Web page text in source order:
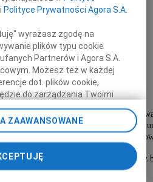
składając
szczere wyrazy współczucia.
osobom rannym w tej katastrofie,
którzy ocaleli z niej bez fizycznego
i umysłach noszą wielki psychiczny
najszybszego powrotu do pełni sił i
modlitwa i ludzka solidarność ukoją Wasz
i Polityce Prywatności Agora S.A.
wyrażasz zgodę na
plików typu cookie
Partnerów i Agora S.A.
Możesz też w każdej
dot. plików cookie,
do zarządzania Twoimi
danych poprzez
w stopce serwisu i
zaawansowane”.
możliwa jest także za
ZAAWANSOWANE